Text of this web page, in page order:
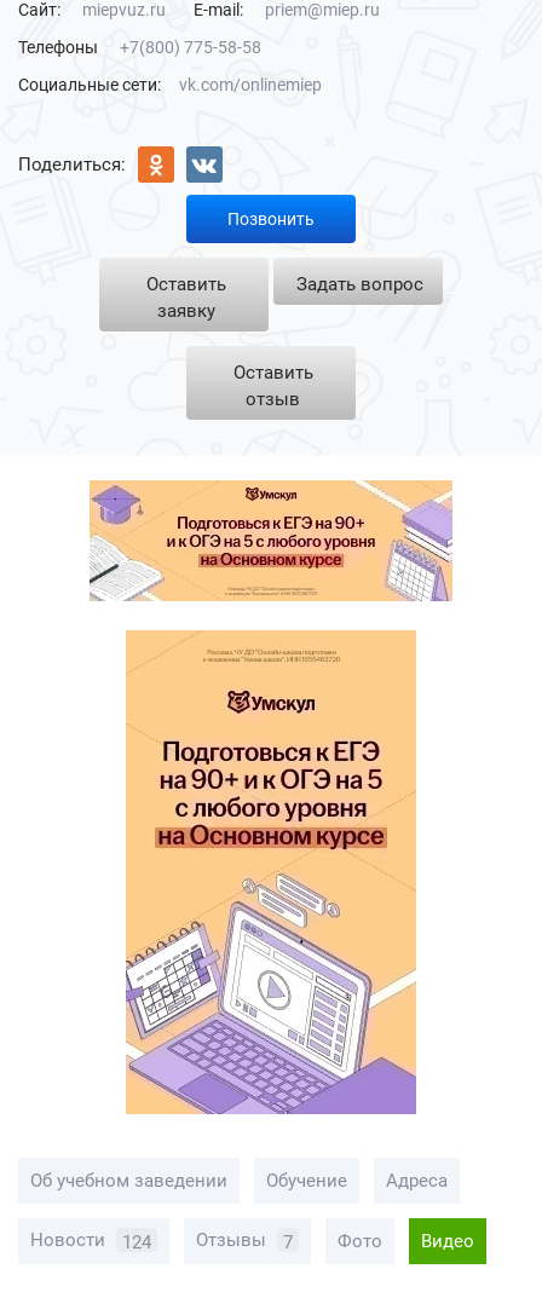
Сайт:
miepvuz.ru E-mail:
priem@miep.ru
Телефоны
+7(800) 775-58-58
Социальные сети:
vk.com/onlinemiep
Поделиться:
Позвонить
Оставить
заявку
Задать вопрос
Оставить
отзыв
Об учебном заведении Обучение Адреса
Новости 124 Отзывы 7 Фото Видео